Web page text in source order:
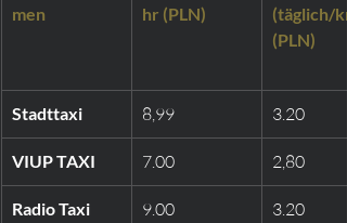
men
hr (PLN)
(täglich/
(PLN)
Stadttaxi 8,99 3.20
VIUP TAXI 7.00 2,80
Radio Taxi 9.00 3.20